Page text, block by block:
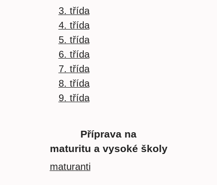
3. třída
4. třída
5. třída
6. třída
7. třída
8. třída
9. třída
Příprava na
maturitu a vysoké školy
maturanti